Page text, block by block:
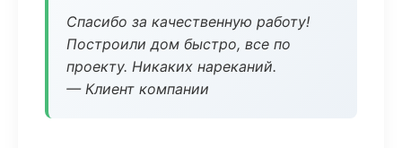
Спасибо за качественную работу!
Построили дом быстро, все по
проекту. Никаких нареканий.
— Клиент компании